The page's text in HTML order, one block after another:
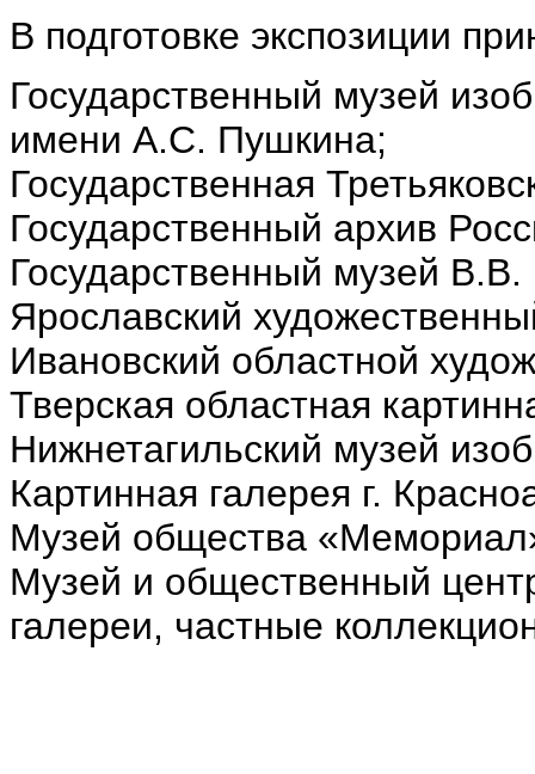
В подготовке экспозиции
Государственный музей
имени А.С. Пушкина;
Государственная
Государственный архив
Государственный музей В.В.
Ярославский
Ивановский областной
Тверская областная
Нижнетагильский музей
Картинная галерея г.
Музей общества
Музей и общественный
галереи, частные